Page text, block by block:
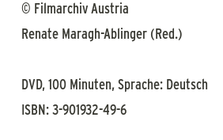
© Filmarchiv Austria
Renate Maragh-Ablinger (Red.)
DVD, 100 Minuten, Sprache: Deutsch
ISBN: 3-901932-49-6